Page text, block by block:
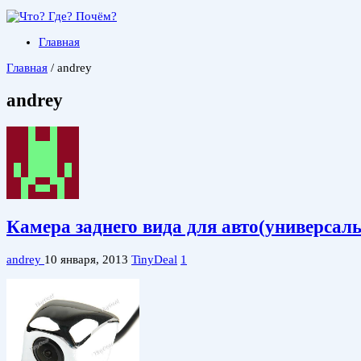
Главная
Главная / andrey
andrey
Камера заднего вида для
andrey 10 января, 2013 TinyDeal 1